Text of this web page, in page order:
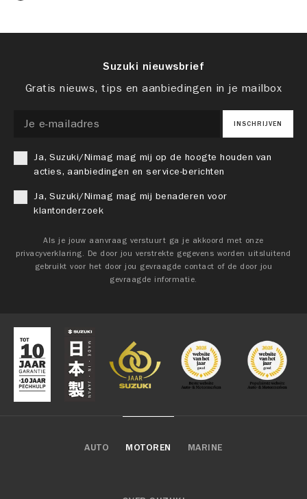
Suzuki nieuwsbrief
Gratis nieuws, tips en aanbiedingen in je mailbox
INSCHRIJVEN
Ja, Suzuki/Nimag mag mij op de hoogte houden van
acties, aanbiedingen en service-berichten
Ja, Suzuki/Nimag mag mij benaderen voor
klantonderzoek
Als je jouw aanvraag verstuurt ga je akkoord met onze
privacyverklaring. De door jou verstrekte gegevens worden uitsluitend
gebruikt voor het door jou gevraagde contact of de door jou
gevraagde informatie.
AUTO MOTOREN MARINE